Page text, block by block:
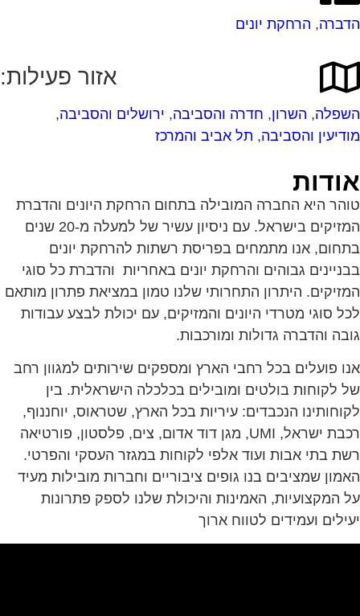
הדברה, הרחקת יונים
אזור פעילות:
השפלה, השרון, חדרה והסביבה, ירושלים והסביבה,
מודיעין והסביבה, תל אביב והמרכז
אודות
טוהר היא החברה המובילה בתחום הרחקת היונים והדברת
המזיקים בישראל. עם ניסיון עשיר של למעלה מ-20 שנים
בתחום, אנו מתמחים בפריסת רשתות להרחקת יונים
בבניינים גבוהים והרחקת יונים באחריות והדברת כל סוגי
המזיקים. היתרון התחרותי שלנו טמון במציאת פתרון מותאם
לכל סוגי מטרדי היונים והמזיקים, עם יכולת לבצע עבודות
גובה והדברה גדולות ומורכבות.
אנו פועלים בכל רחבי הארץ ומספקים שירותים למגוון רחב
של לקוחות בולטים ומובילים בכלכלה הישראלית. בין
לקוחותינו הנכבדים: עיריות בכל הארץ, שטראוס, יוחננוף,
רכבת ישראל, UMI, מגן דוד אדום, צים, פלסטון, פורטיאה
רשת בתי אבות ועוד אלפי לקוחות במגזר העסקי והפרטי.
האמון שמציבים בנו גופים ציבוריים וחברות מובילות מעיד
על המקצועיות, האמינות והיכולת שלנו לספק פתרונות
יעילים ועמידים לטווח ארוך